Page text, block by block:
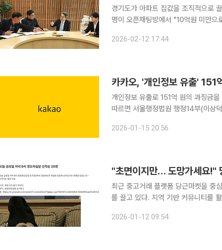
경기도가 아파트 집값을 조직적으로 끌어올
명이 오픈채팅방에서 "10억원 미만
직접 주재하며 "집값담합, 전세사기,
2026-02-12 17:44
카카오, '개인정보 유출' 151
개인정보 유출로 151억 원의 과징금을 물게
따르면 서울행정법원 행정14부(이상
년 카카오톡 오픈채팅 이용자의 개인
2026-01-15 20:56
"초면이지만… 도망가세요!"
최근 중고거래 플랫폼 당근마켓을 중
를 끌고 있다. 지역 기반 커뮤니티를
찰과 도둑(경도)' 참여자를 모집하는
2026-01-12 09:54